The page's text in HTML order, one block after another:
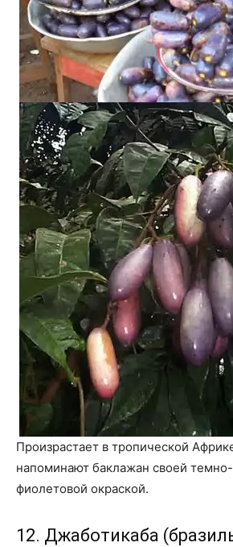
Произрастает в тропической
напоминают баклажан своей
фиолетовой окраской.
12. Джаботикаба